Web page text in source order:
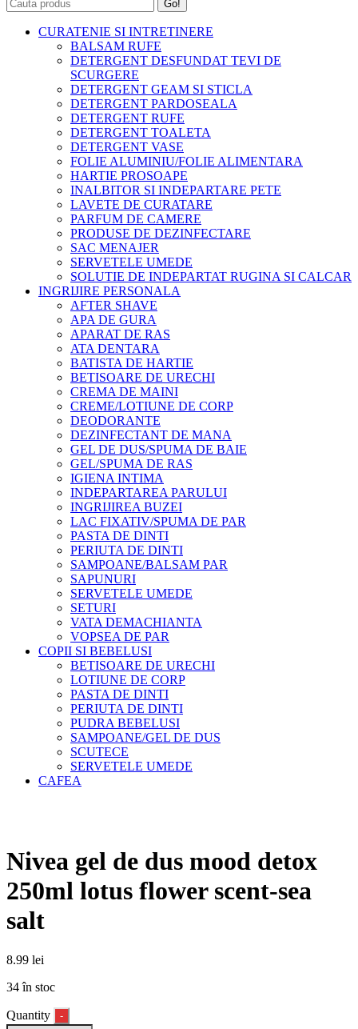
CURATENIE SI INTRETINERE
BALSAM RUFE
DETERGENT DESFUNDAT TEVI DE
SCURGERE
DETERGENT GEAM SI STICLA
DETERGENT PARDOSEALA
DETERGENT RUFE
DETERGENT TOALETA
DETERGENT VASE
FOLIE ALUMINIU/FOLIE ALIMENTARA
HARTIE PROSOAPE
INALBITOR SI INDEPARTARE PETE
LAVETE DE CURATARE
PARFUM DE CAMERE
PRODUSE DE DEZINFECTARE
SAC MENAJER
SERVETELE UMEDE
SOLUTIE DE INDEPARTAT RUGINA SI CALCAR
INGRIJIRE PERSONALA
AFTER SHAVE
APA DE GURA
APARAT DE RAS
ATA DENTARA
BATISTA DE HARTIE
BETISOARE DE URECHI
CREMA DE MAINI
CREME/LOTIUNE DE CORP
DEODORANTE
DEZINFECTANT DE MANA
GEL DE DUS/SPUMA DE BAIE
GEL/SPUMA DE RAS
IGIENA INTIMA
INDEPARTAREA PARULUI
INGRIJIREA BUZEI
LAC FIXATIV/SPUMA DE PAR
PASTA DE DINTI
PERIUTA DE DINTI
SAMPOANE/BALSAM PAR
SAPUNURI
SERVETELE UMEDE
SETURI
VATA DEMACHIANTA
VOPSEA DE PAR
COPII SI BEBELUSI
BETISOARE DE URECHI
LOTIUNE DE CORP
PASTA DE DINTI
PERIUTA DE DINTI
PUDRA BEBELUSI
SAMPOANE/GEL DE DUS
SCUTECE
SERVETELE UMEDE
CAFEA
Nivea gel de dus mood detox
250ml lotus flower scent-sea
salt
8.99 lei
34 în stoc
Quantity -